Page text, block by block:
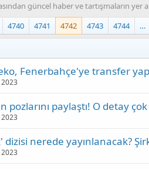
güncel haber ve tartışmaların yer
4740 4741 4742 4743 4744 …
Fenerbahçe'ye transfer
pozlarını paylaştı! O detay
dizisi nerede yayınlanacak?